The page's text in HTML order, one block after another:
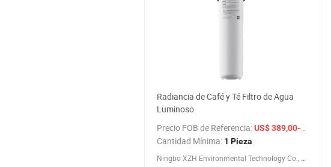
Radiancia de Café y Té Filtro de Agua
Luminoso
Precio FOB de Referencia:US$ 389,00-399,00
Cantidad Mínima: 1 Pieza